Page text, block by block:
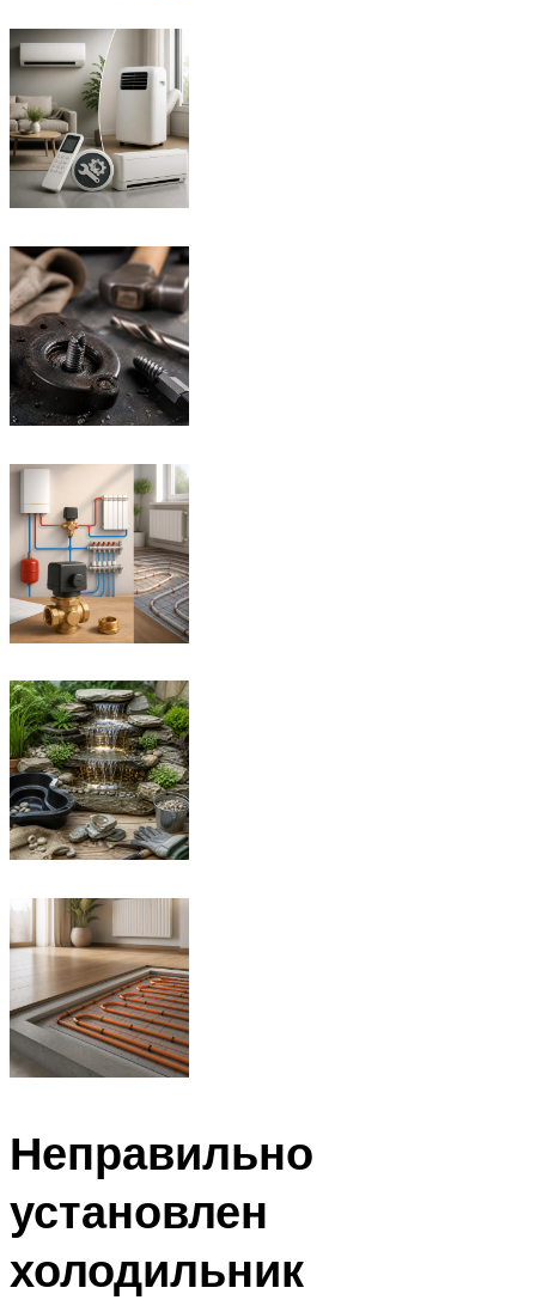
Неправильно
установлен
холодильник